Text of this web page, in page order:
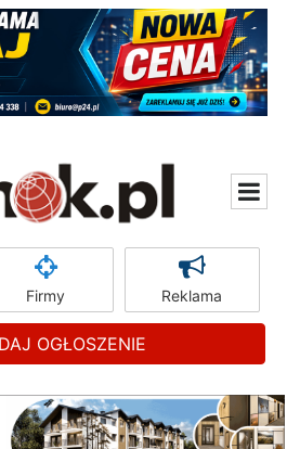
Firmy Reklama
OGŁOSZENIE